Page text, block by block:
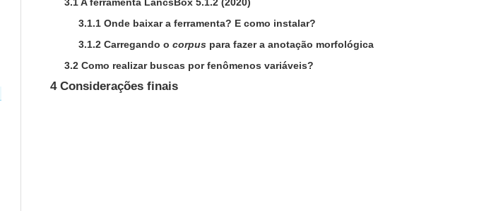
3.1.1 Onde baixar a ferramenta? E como instalar?
3.1.2 Carregando o corpus para fazer a anotação morfológica
3.2 Como realizar buscas por fenômenos variáveis?
4 Considerações finais